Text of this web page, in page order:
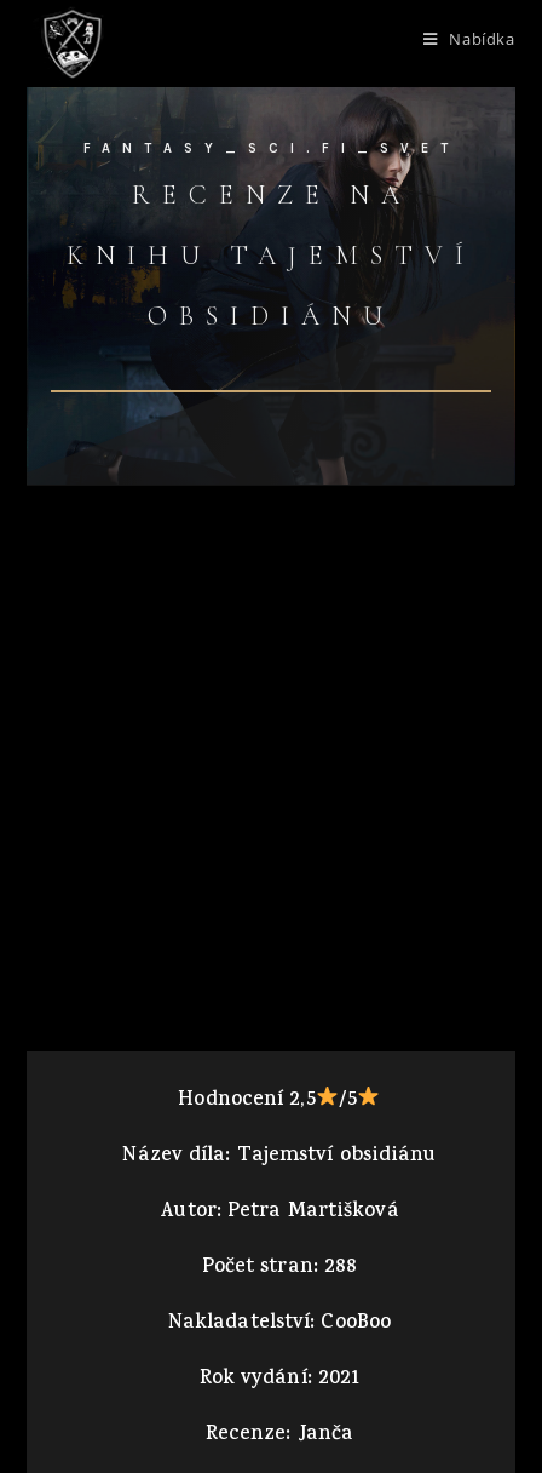
Nabídka
FANTASY_SCI.FI_SVET
RECENZE NA
KNIHU TAJEMSTVÍ
OBSIDIÁNU
Hodnocení 2,5
/5
Název díla: Tajemství obsidiánu
Autor: Petra Martišková
Počet stran: 288
Nakladatelství: CooBoo
Rok vydání: 2021
Recenze: Janča